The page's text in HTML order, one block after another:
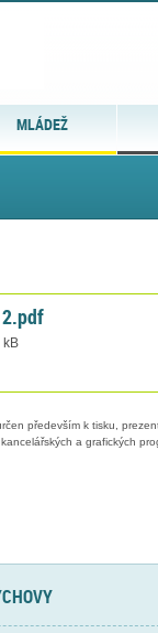
MLÁDEŽ
kB
především k tisku,
a grafických